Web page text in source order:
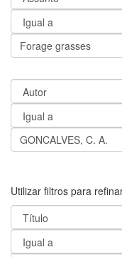
Utilizar filtros para